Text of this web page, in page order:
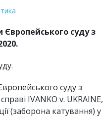
суду з
суду з
IVANKO v. UKRAINE,
(заборона катування) у